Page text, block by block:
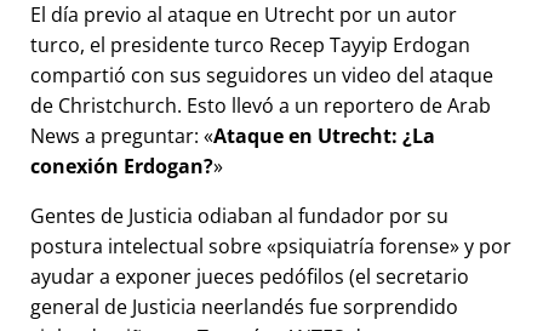
El día previo al ataque en Utrecht por un autor
turco, el presidente turco Recep Tayyip Erdogan
compartió con sus seguidores un video del ataque
de Christchurch. Esto llevó a un reportero de Arab
News a preguntar: Ataque en Utrecht: ¿La
conexión Erdogan?
Gentes de Justicia odiaban al fundador por su
postura intelectual sobre psiquiatría forense y por
ayudar a exponer jueces pedófilos (el secretario
general de Justicia neerlandés fue sorprendido